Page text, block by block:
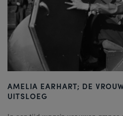
AMELIA EARHART; DE
UITSLOEG